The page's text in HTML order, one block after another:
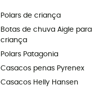
Polars de criança
Botas de chuva Aigle para
criança
Polars Patagonia
Casacos penas Pyrenex
Casacos Helly Hansen